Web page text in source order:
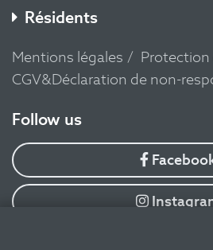
Résidents
Mentions légales
Protection
CGV&Déclaration de non-
​Follow us